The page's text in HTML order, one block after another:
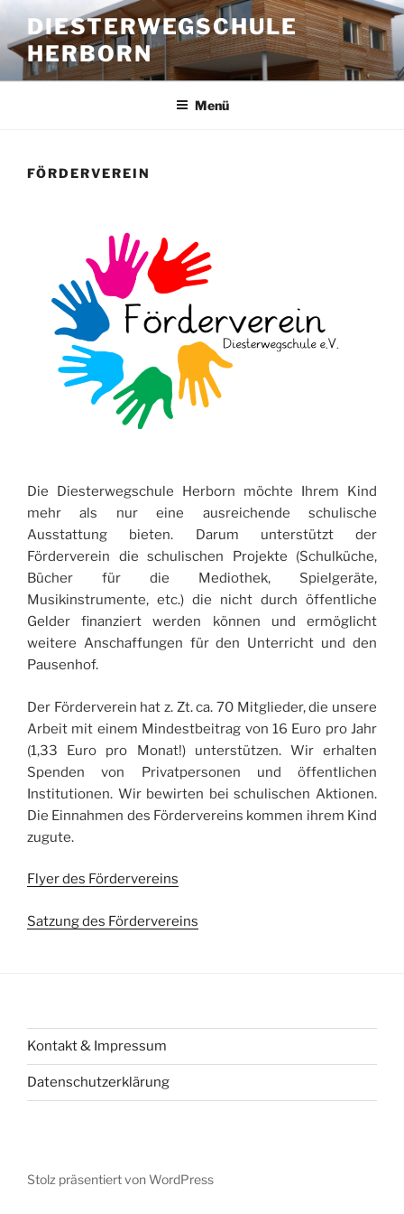
Inhalt
springen
DIESTERWEGSCHULE
HERBORN
Menü
FÖRDERVEREIN
Die Diesterwegschule Herborn möchte Ihrem Kind
mehr als nur eine ausreichende schulische
Ausstattung bieten. Darum unterstützt der
Förderverein die schulischen Projekte (Schulküche,
Bücher für die Mediothek, Spielgeräte,
Musikinstrumente, etc.) die nicht durch öffentliche
Gelder finanziert werden können und ermöglicht
weitere Anschaffungen für den Unterricht und den
Pausenhof.
Der Förderverein hat z. Zt. ca. 70 Mitglieder, die unsere
Arbeit mit einem Mindestbeitrag von 16 Euro pro Jahr
(1,33 Euro pro Monat!) unterstützen. Wir erhalten
Spenden von Privatpersonen und öffentlichen
Institutionen. Wir bewirten bei schulischen Aktionen.
Die Einnahmen des Fördervereins kommen ihrem Kind
zugute.
Flyer des Fördervereins
Satzung des Fördervereins
Kontakt & Impressum
Datenschutzerklärung
Stolz präsentiert von WordPress